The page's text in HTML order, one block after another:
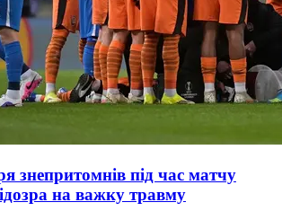
знепритомнів під час матчу
на важку травму